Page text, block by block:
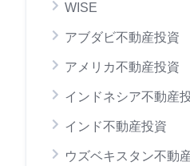
WISE
アブダビ不動産投資
アメリカ不動産投資
インドネシア不動産
インド不動産投資
ウズベキスタン不動